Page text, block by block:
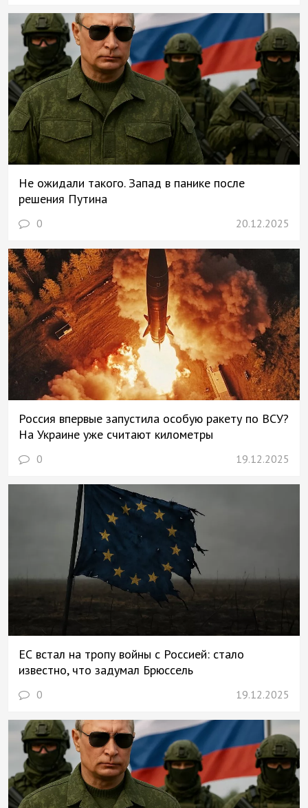
Не ожидали такого. Запад в панике после
решения Путина
0 20.12.2025
Россия впервые запустила особую ракету по ВСУ?
На Украине уже считают километры
0 19.12.2025
ЕС встал на тропу войны с Россией: стало
известно, что задумал Брюссель
0 19.12.2025